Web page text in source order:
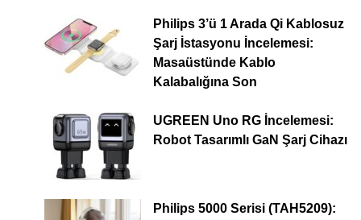
Philips 3’ü 1 Arada Qi Kablosuz
Şarj İstasyonu İncelemesi:
Masaüstünde Kablo
Kalabalığına Son
UGREEN Uno RG İncelemesi:
Robot Tasarımlı GaN Şarj Cihazı
Philips 5000 Serisi (TAH5209):